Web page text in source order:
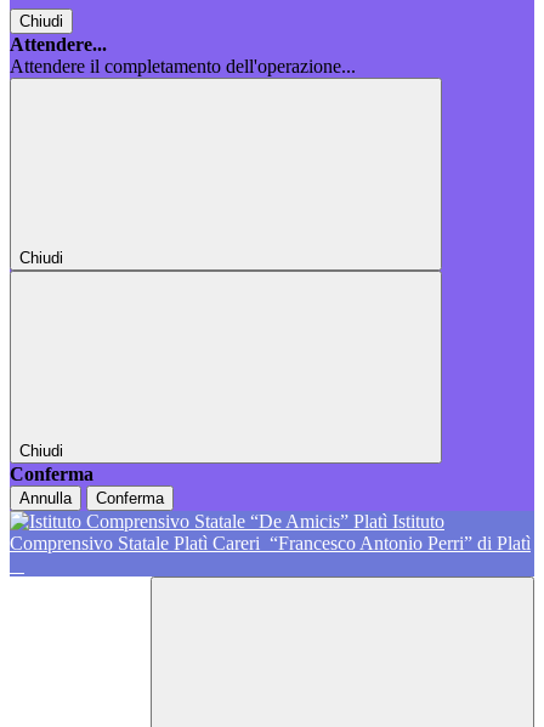
Chiudi
Attendere...
Attendere il completamento dell'operazione...
Chiudi
Chiudi
Conferma
Annulla Conferma
Istituto
Comprensivo Statale Platì Careri “Francesco Antonio Perri” di Platì